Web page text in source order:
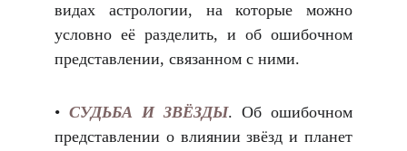
видах астрологии, на которые можно
условно её разделить, и об ошибочном
представлении, связанном с ними.
• СУДЬБА И ЗВЁЗДЫ. Об ошибочном
представлении о влиянии звёзд и планет